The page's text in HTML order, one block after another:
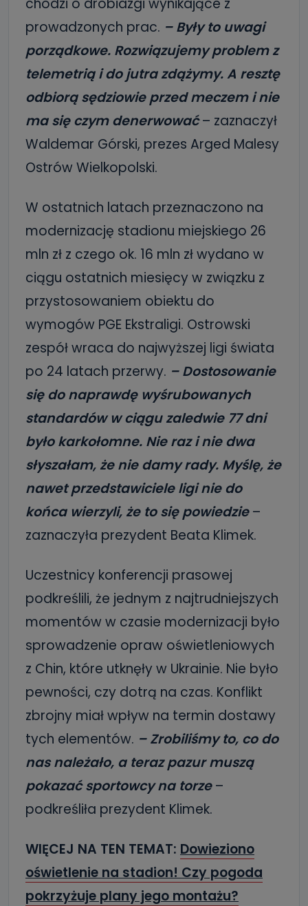
chodzi o drobiazgi wynikające z
prowadzonych prac. –Były to uwagi
porządkowe. Rozwiązujemy problem z
telemetrią i do jutra zdążymy. A resztę
odbiorą sędziowie przed meczem i nie
ma się czym denerwować– zaznaczył
Waldemar Górski, prezes Arged Malesy
Ostrów Wielkopolski.
W ostatnich latach przeznaczono na
modernizację stadionu miejskiego 26
mln zł z czego ok. 16 mln zł wydano w
ciągu ostatnich miesięcy w związku z
przystosowaniem obiektu do
wymogów PGE Ekstraligi. Ostrowski
zespół wraca do najwyższej ligi świata
po 24 latach przerwy. – Dostosowanie
się do naprawdę wyśrubowanych
standardów w ciągu zaledwie 77 dni
było karkołomne. Nie raz i nie dwa
słyszałam, że nie damy rady. Myślę, że
nawet przedstawiciele ligi nie do
końca wierzyli, że to się powiedzie–
zaznaczyła prezydent Beata Klimek.
Uczestnicy konferencji prasowej
podkreślili, że jednym z najtrudniejszych
momentów w czasie modernizacji było
sprowadzenie opraw oświetleniowych
z Chin, które utknęły w Ukrainie. Nie było
pewności, czy dotrą na czas. Konflikt
zbrojny miał wpływ na termin dostawy
tych elementów. – Zrobiliśmy to, co do
nas należało, a teraz pazur muszą
pokazać sportowcy na torze–
podkreśliła prezydent Klimek.
WIĘCEJ NA TEN TEMAT: Dowieziono
oświetlenie na stadion! Czy pogoda
pokrzyżuje plany jego montażu?